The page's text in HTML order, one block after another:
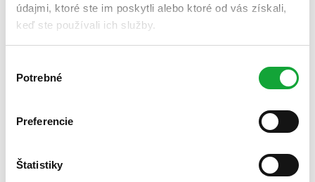
údajmi, ktoré ste im poskytli alebo ktoré od vás získali,
keď ste používali ich služby.
súhlasu
Potrebné
Preferencie
Štatistiky